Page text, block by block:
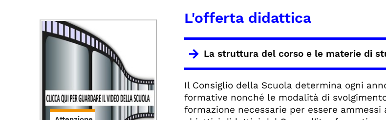
L'offerta didattica
La struttura del corso e le materie di
Il Consiglio della Scuola determina ogni
formative nonché le modalità di
formazione necessarie per essere